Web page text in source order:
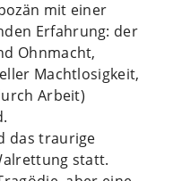
mit einer
Erfahrung: der
Ohnmacht,
Machtlosigkeit,
Arbeit)
das traurige
statt.